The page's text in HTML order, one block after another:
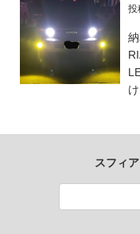
投
スフィ